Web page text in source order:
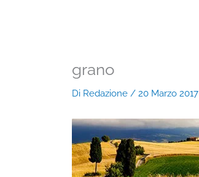
grano
Di Redazione / 20 Marzo 2017